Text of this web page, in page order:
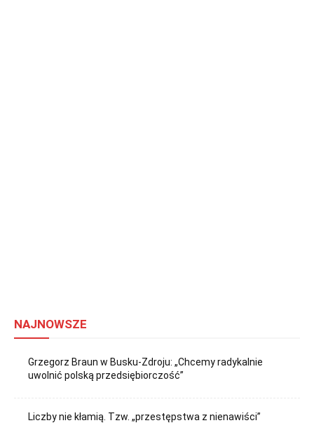
NAJNOWSZE
Grzegorz Braun w Busku-Zdroju: „Chcemy radykalnie
uwolnić polską przedsiębiorczość”
Liczby nie kłamią. Tzw. „przestępstwa z nienawiści”